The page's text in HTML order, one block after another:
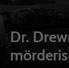
Dr.